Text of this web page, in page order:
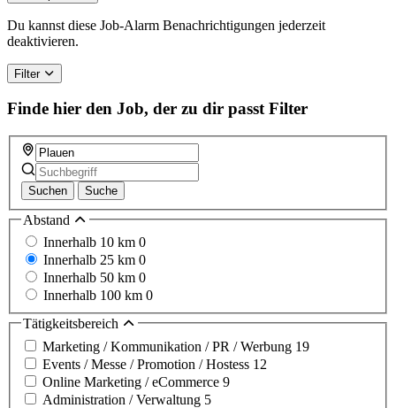
Du kannst diese Job-Alarm Benachrichtigungen jederzeit
deaktivieren.
Filter
Finde hier den Job, der zu dir passt Filter
Suchen Suche
Abstand
Innerhalb 10 km 0
Innerhalb 25 km 0
Innerhalb 50 km 0
Innerhalb 100 km 0
Tätigkeitsbereich
Marketing / Kommunikation / PR / Werbung 19
Events / Messe / Promotion / Hostess 12
Online Marketing / eCommerce 9
Administration / Verwaltung 5